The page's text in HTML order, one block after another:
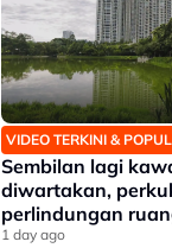
VIDEO TERKINI &
Sembilan lagi
diwartakan,
perlindungan
Lumpur
1 day ago